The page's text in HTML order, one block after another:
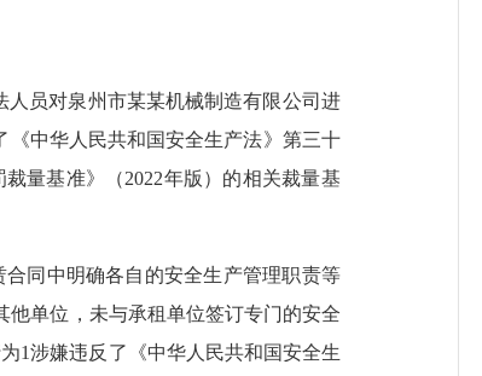
人员对泉州市某某机械制造有限公司 进
中华人民共和国安全生产法》第三十
量基准》（2022年版）的相关裁量基
同中明确各自的安全生产管理职责等
他单位，未与承租单位签订专门的安全
1涉嫌违反了《中华人民共和国安全生